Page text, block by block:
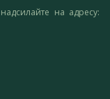
на адресу: